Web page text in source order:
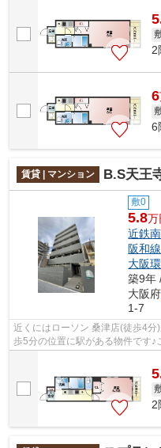
2
6
6
賃貸 | マンション B.S天王
敷0
5.8万
近鉄
阪和線
大阪
築9年
大阪府
1-7
近くにはローソン 桑津店(徒歩4
歩5分の位置に駅がある物件です♪
2